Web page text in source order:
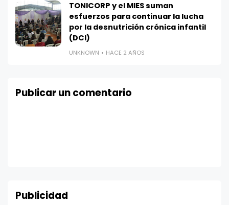
TONICORP y el MIES suman
esfuerzos para continuar la lucha
por la desnutrición crónica infantil
(DCI)
UNKNOWN HACE 2 AÑOS
Publicar un comentario
Publicidad